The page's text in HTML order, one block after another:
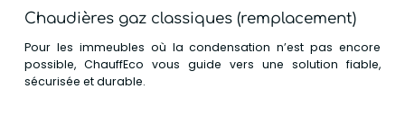
Chaudières gaz classiques (remplacement)
Pour les immeubles où la condensation n’est pas encore
possible, ChauffEco vous guide vers une solution fiable,
sécurisée et durable.